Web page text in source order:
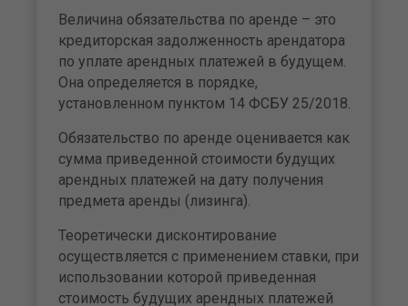
Величина обязательства по аренде – это
кредиторская задолженность арендатора
по уплате арендных платежей в будущем.
Она определяется в порядке,
установленном пунктом 14 ФСБУ 25/2018.
Обязательство по аренде оценивается как
сумма приведенной стоимости будущих
арендных платежей на дату получения
предмета аренды (лизинга).
Теоретически дисконтирование
осуществляется с применением ставки, при
использовании которой приведенная
стоимость будущих арендных платежей